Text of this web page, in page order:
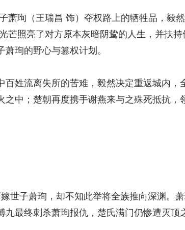
萧珣（王瑞昌 饰）夺权路上的牺牲品，毅
芒照亮了对方原本灰暗阴鸷的人生，并扶
珣的野心与篡权计划。
姓流离失所的苦难，毅然决定重返城内
中；楚朝再度携手谢燕来与之殊死抵抗
世子萧珣，却不知此举将全族推向深渊。
最终刺杀萧珣报仇，楚氏满门仍惨遭灭顶